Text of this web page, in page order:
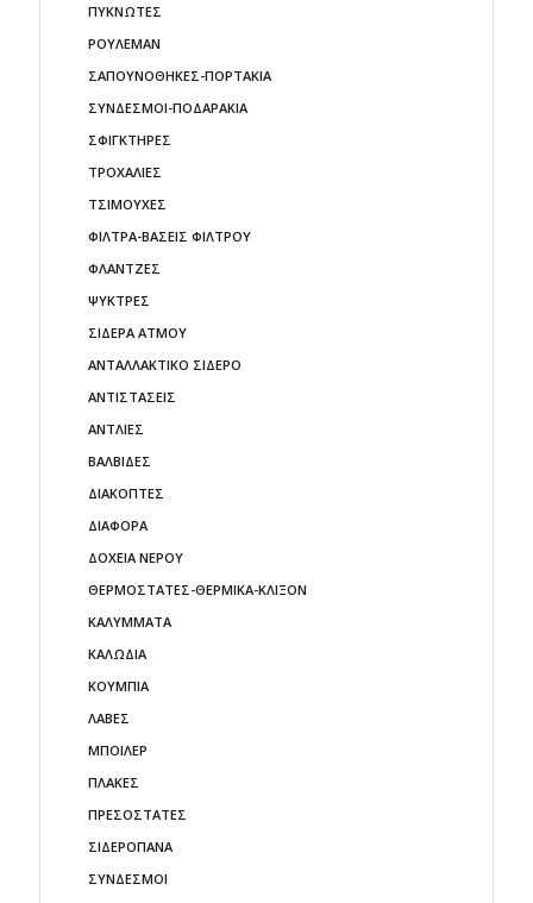
ΠΥΚΝΩΤΕΣ
ΡΟΥΛΕΜΑΝ
ΣΑΠΟΥΝΟΘΗΚΕΣ-ΠΟΡΤΑΚΙΑ
ΣΥΝΔΕΣΜΟΙ-ΠΟΔΑΡΑΚΙΑ
ΣΦΙΓΚΤΗΡΕΣ
ΤΡΟΧΑΛΙΕΣ
ΤΣΙΜΟΥΧΕΣ
ΦΙΛΤΡΑ-ΒΑΣΕΙΣ ΦΙΛΤΡΟΥ
ΦΛΑΝΤΖΕΣ
ΨΥΚΤΡΕΣ
ΣΙΔΕΡΑ ΑΤΜΟΥ
ΑΝΤΑΛΛΑΚΤΙΚΟ ΣΙΔΕΡΟ
ΑΝΤΙΣΤΑΣΕΙΣ
ΑΝΤΛΙΕΣ
ΒΑΛΒΙΔΕΣ
ΔΙΑΚΟΠΤΕΣ
ΔΙΑΦΟΡΑ
ΔΟΧΕΙΑ ΝΕΡΟΥ
ΘΕΡΜΟΣΤΑΤΕΣ-ΘΕΡΜΙΚΑ-ΚΛΙΞΟΝ
ΚΑΛΥΜΜΑΤΑ
ΚΑΛΩΔΙΑ
ΚΟΥΜΠΙΑ
ΛΑΒΕΣ
ΜΠΟΙΛΕΡ
ΠΛΑΚΕΣ
ΠΡΕΣΟΣΤΑΤΕΣ
ΣΙΔΕΡΟΠΑΝΑ
ΣΥΝΔΕΣΜΟΙ